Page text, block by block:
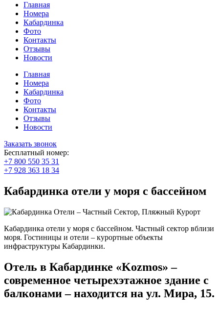
Главная
Номера
Кабардинка
Фото
Контакты
Отзывы
Новости
Главная
Номера
Кабардинка
Фото
Контакты
Отзывы
Новости
Заказать звонок
Бесплатный номер:
+7 800 550 35 31
+7 928 363 18 34
Кабардинка отели у моря с бассейном
Кабардинка отели у моря с бассейном. Частный сектор вблизи
моря. Гостиницы и отели – курортные объекты
инфраструктуры Кабардинки.
Отель в Кабардинке «Kozmos» –
современное четырехэтажное здание с
балконами – находится на ул. Мира, 15.